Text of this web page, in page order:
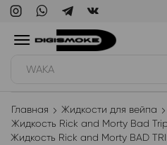
WAKA
Главная Жидкости для вейпа
Жидкость Rick and Morty Bad
Жидкость Rick and Morty BAD